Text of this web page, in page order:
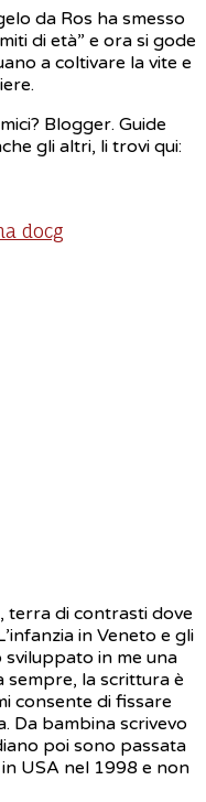
da Ros ha smesso
di età” e ora si gode
a coltivare la vite e
Blogger. Guide
gli altri, li trovi qui:
docg
terra di contrasti dove
in Veneto e gli
in me una
sempre, la scrittura è
consente di fissare
Da bambina scrivevo
poi sono passata
USA nel 1998 e non